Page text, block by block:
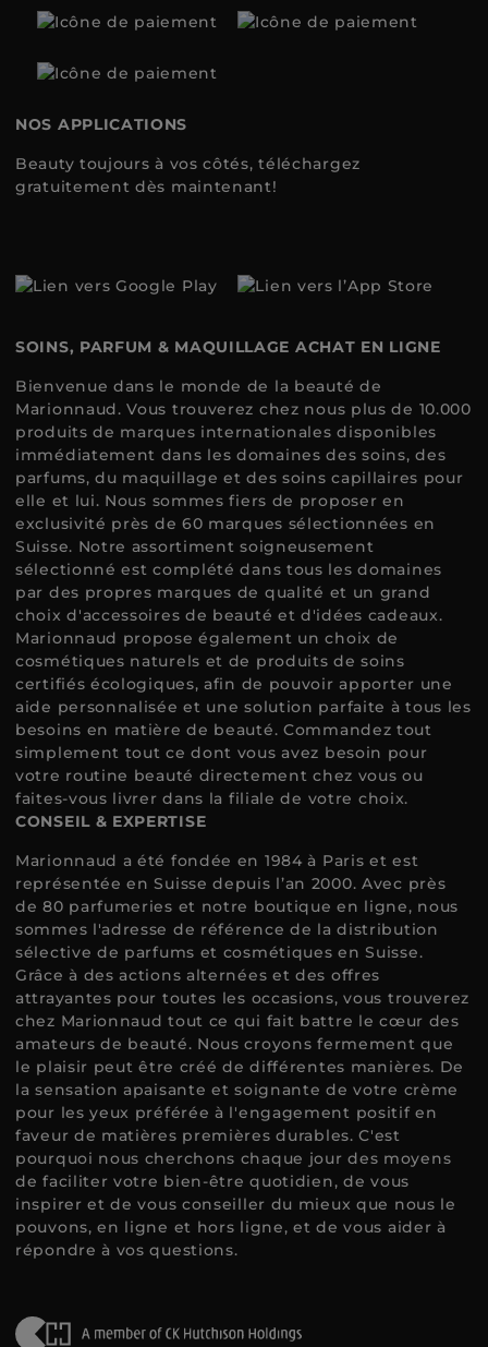
NOS APPLICATIONS
Beauty toujours à vos côtés, téléchargez
gratuitement dès maintenant!
SOINS, PARFUM & MAQUILLAGE ACHAT EN LIGNE
Bienvenue dans le monde de la beauté de
Marionnaud. Vous trouverez chez nous plus de 10.000
produits de marques internationales disponibles
immédiatement dans les domaines des soins, des
parfums, du maquillage et des soins capillaires pour
elle et lui. Nous sommes fiers de proposer en
exclusivité près de 60 marques sélectionnées en
Suisse. Notre assortiment soigneusement
sélectionné est complété dans tous les domaines
par des propres marques de qualité et un grand
choix d'accessoires de beauté et d'idées cadeaux.
Marionnaud propose également un choix de
cosmétiques naturels et de produits de soins
certifiés écologiques, afin de pouvoir apporter une
aide personnalisée et une solution parfaite à tous les
besoins en matière de beauté. Commandez tout
simplement tout ce dont vous avez besoin pour
votre routine beauté directement chez vous ou
faites-vous livrer dans la filiale de votre choix.
CONSEIL & EXPERTISE
Marionnaud a été fondée en 1984 à Paris et est
représentée en Suisse depuis l’an 2000. Avec près
de 80 parfumeries et notre boutique en ligne, nous
sommes l'adresse de référence de la distribution
sélective de parfums et cosmétiques en Suisse.
Grâce à des actions alternées et des offres
attrayantes pour toutes les occasions, vous trouverez
chez Marionnaud tout ce qui fait battre le cœur des
amateurs de beauté. Nous croyons fermement que
le plaisir peut être créé de différentes manières. De
la sensation apaisante et soignante de votre crème
pour les yeux préférée à l'engagement positif en
faveur de matières premières durables. C'est
pourquoi nous cherchons chaque jour des moyens
de faciliter votre bien-être quotidien, de vous
inspirer et de vous conseiller du mieux que nous le
pouvons, en ligne et hors ligne, et de vous aider à
répondre à vos questions.